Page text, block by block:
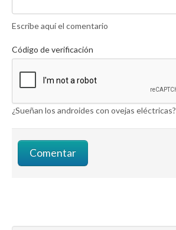
Escribe aquí el comentario
Código de verificación
¿Sueñan los androides con ovejas eléctricas?